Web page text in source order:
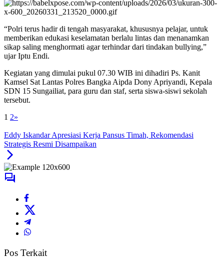
“Polri terus hadir di tengah masyarakat, khususnya pelajar, untuk
memberikan edukasi keselamatan berlalu lintas dan menanamkan
sikap saling menghormati agar terhindar dari tindakan bullying,”
ujar Iptu Endi.
Kegiatan yang dimulai pukul 07.30 WIB ini dihadiri Ps. Kanit
Kamsel Sat Lantas Polres Bangka Aipda Dony Apriyandi, Kepala
SDN 15 Sungailiat, para guru dan staf, serta siswa-siswi sekolah
tersebut.
1 2»
Eddy Iskandar Apresiasi Kerja Pansus Timah, Rekomendasi
Strategis Resmi Disampaikan
Pos Terkait